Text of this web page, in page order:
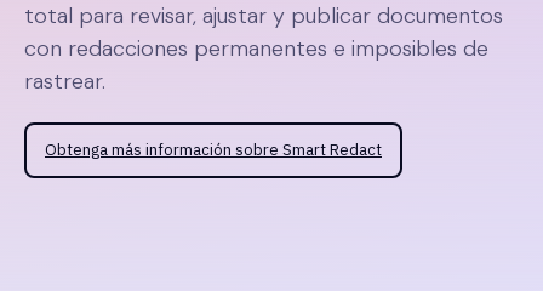
total para revisar, ajustar y publicar documentos
con redacciones permanentes e imposibles de
rastrear.
Obtenga más información sobre Smart Redact